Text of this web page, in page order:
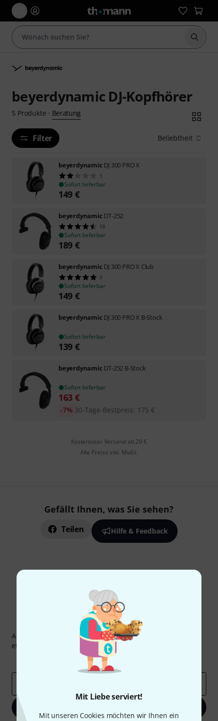
Mit Liebe serviert!
Mit unseren Cookies möchten wir Ihnen ein
Suche
beyerdynamic DJ-Kopfhörer
5 Produkte · Beratung
Filter Beliebtheit
beyerdynamic DJ 300 PRO X
1
Sofort lieferbar
149 €
beyerdynamic DT-252
18
Sofort lieferbar
189 €
beyerdynamic DJ 300 PRO X Club
3
Sofort lieferbar
149 €
beyerdynamic DJ 300 PRO X B-Stock
Sofort lieferbar
139 €
beyerdynamic DT-252 B-Stock
Sofort lieferbar
163 €
30-Tage-Bestpreis: 175 €
-7%
Kostenloser Versand ab 29 €
Alle Preise inkl. MwSt.
Gefällt Ihnen, was Sie sehen?
Teilen Hilfe & Feedback
Thomann Newsletter
Abonniere den Thomann Newsletter und gewinne mit
etwas Glück einen von
50 Gutscheinen
Inspirierende Beiträge
Deals